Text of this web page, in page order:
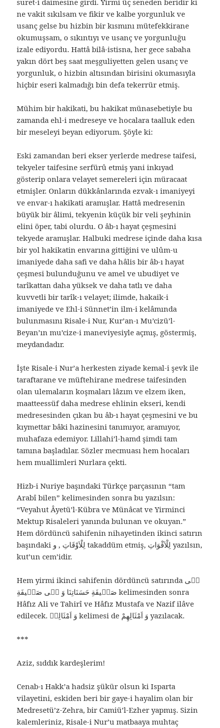
suret-i daimesine girdi. Yirmi üç seneden beridir ki
ne vakit sıkılsam ve fikir ve kalbe yorgunluk ve
usanç gelse bu hizbin bir kısmını mütefekkirane
okumuşsam, o sıkıntıyı ve usanç ve yorgunluğu
izale ediyordu. Hattâ bilâ-istisna, her gece sabaha
yakın dört beş saat meşguliyetten gelen usanç ve
yorgunluk, o hizbin altısından birisini okumasıyla
hiçbir eseri kalmadığı bin defa tekerrür etmiş.
Mühim bir hakikati, bu hakikat münasebetiyle bu
zamanda ehl-i medreseye ve hocalara taalluk eden
bir meseleyi beyan ediyorum. Şöyle ki:
Eski zamandan beri ekser yerlerde medrese taifesi,
tekyeler taifesine serfürû etmiş yani inkıyad
gösterip onlara velayet semereleri için müracaat
etmişler. Onların dükkânlarında ezvak-ı imaniyeyi
ve envar-ı hakikati aramışlar. Hattâ medresenin
büyük bir âlimi, tekyenin küçük bir veli şeyhinin
elini öper, tabi olurdu. O âb-ı hayat çeşmesini
tekyede aramışlar. Halbuki medrese içinde daha kısa
bir yol hakikatin envarına gittiğini ve ulûm-u
imaniyede daha safi ve daha hâlis bir âb-ı hayat
çeşmesi bulunduğunu ve amel ve ubudiyet ve
tarîkattan daha yüksek ve daha tatlı ve daha
kuvvetli bir tarîk-ı velayet; ilimde, hakaik-i
imaniyede ve Ehl-i Sünnet’in ilm-i kelâmında
bulunmasını Risale-i Nur, Kur’an-ı Mu’cizü’l-
Beyan’ın mu’cize-i maneviyesiyle açmış, göstermiş,
meydandadır.
İşte Risale-i Nur’a herkesten ziyade kemal-i şevk ile
taraftarane ve müftehirane medrese taifesinden
olan ulemaların koşmaları lâzım ve elzem iken,
maatteessüf daha medrese ehlinin ekseri, kendi
medresesinden çıkan bu âb-ı hayat çeşmesini ve bu
kıymettar bâki hazinesini tanımıyor, aramıyor,
muhafaza edemiyor. Lillahi’l-hamd şimdi tam
tamına başladılar. Sözler mecmuası hem hocaları
hem muallimleri Nurlara çekti.
Hizb-i Nuriye başındaki Türkçe parçasının “tam
Arabî bilen” kelimesinden sonra bu yazılsın:
“Veyahut Âyetü’l-Kübra ve Münâcat ve Yirminci
Mektup Risaleleri yanında bulunan ve okuyan.”
Hem dördüncü sahifenin nihayetinden ikinci satırın
başındaki لِلْاَوْقَاتِ , و takaddüm etmiş, لِلْاَقْوَاتِ yazılsın,
kut’un cem’idir.
Hem yirmi ikinci sahifenin dördüncü satırında فٖى
صَحٖيفَةِ حَسَنَاتِنَا وَ فٖى صَحٖيفَةِ kelimesinden sonra
Hâfız Ali ve Tahirî ve Hâfız Mustafa ve Nazif ilâve
edilecek. وَ اَمْثَالِهٖ kelimesi de وَ اَمْثَالِهِمْ yazılacak.
***
Aziz, sıddık kardeşlerim!
Cenab-ı Hakk’a hadsiz şükür olsun ki Isparta
vilayetini, eskiden beri bir gaye-i hayalim olan bir
Medresetü’z-Zehra, bir Camiü’l-Ezher yapmış. Sizin
kalemleriniz, Risale-i Nur’u matbaaya muhtaç